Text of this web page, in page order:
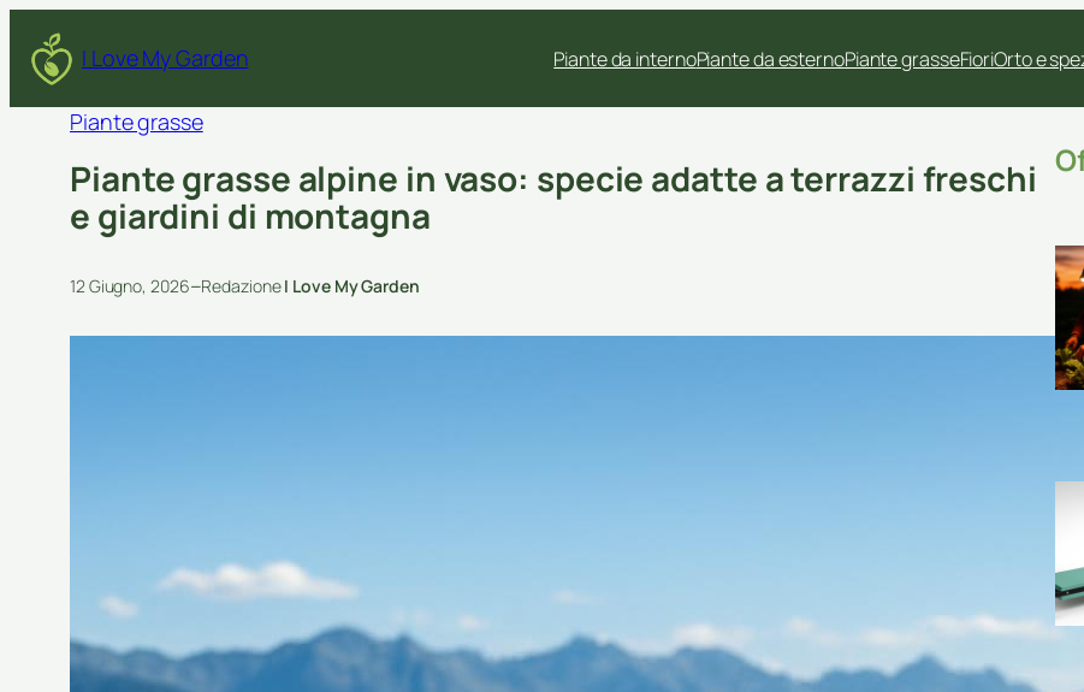
I Love My Garden Piante da internoPiante da esternoPiante grasseFioriOrto e
Piante grasse
Piante grasse alpine in vaso: specie adatte a terrazzi freschi
e giardini di montagna
12 Giugno, 2026–RedazioneI Love My Garden